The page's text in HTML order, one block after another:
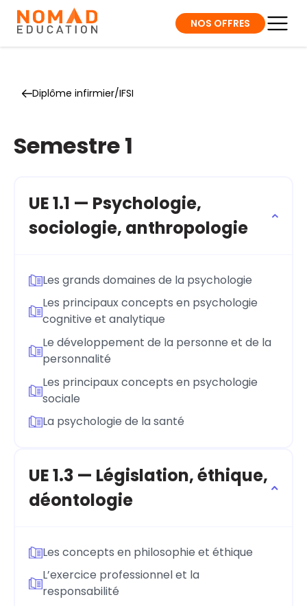
NOS OFFRES
Diplôme infirmier/IFSI
Semestre 1
UE 1.1 — Psychologie,
sociologie, anthropologie
Les grands domaines de la psychologie
Les principaux concepts en psychologie
cognitive et analytique
Le développement de la personne et de la
personnalité
Les principaux concepts en psychologie
sociale
La psychologie de la santé
UE 1.3 — Législation, éthique,
déontologie
Les concepts en philosophie et éthique
L’exercice professionnel et la
responsabilité